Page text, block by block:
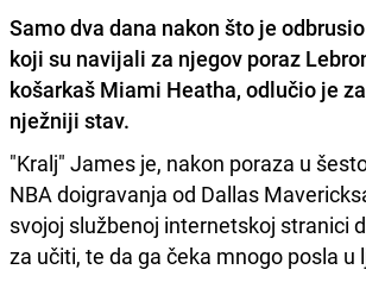
Samo dva dana nakon što je
koji su navijali za njegov poraz
košarkaš Miami Heatha, odlučio je
nježniji stav.
"Kralj" James je, nakon poraza u
NBA doigravanja od Dallas
svojoj službenoj internetskoj stranici
za učiti, te da ga čeka mnogo posla u